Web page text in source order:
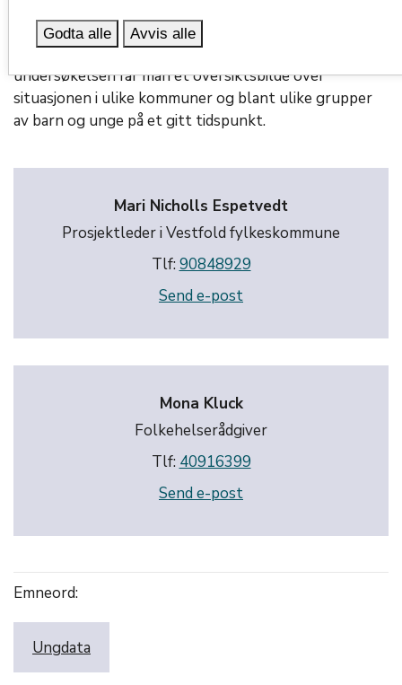
Det longitudinelle designet skiller Ungdata pluss fra
ordinære Ungdata-undersøkelsene. I Ungdata-
undersøkelsen får man et oversiktsbilde over
situasjonen i ulike kommuner og blant ulike grupper
av barn og unge på et gitt tidspunkt.
Mari Nicholls Espetvedt
Prosjektleder i Vestfold fylkeskommune
Tlf: 90848929
Send e-post
Mona Kluck
Folkehelserådgiver
Tlf: 40916399
Send e-post
Emneord:
Ungdata
Godta alle Avvis alle